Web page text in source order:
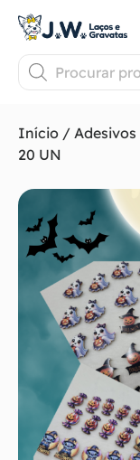
Início / Adesivos
20 UN